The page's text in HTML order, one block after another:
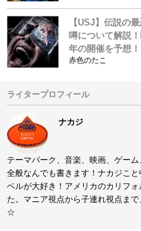
【USJ】伝説の
噂について解説
年の開催を予想！
赤色のたこ
ライタープロフィール
ナカジ
テーマパーク、音楽、映画、ゲー
全般なんでも書きます！ナカジこ
ベルが大好き！アメリカのカリフ
た。マニア視点から子連れ視点ま
☆